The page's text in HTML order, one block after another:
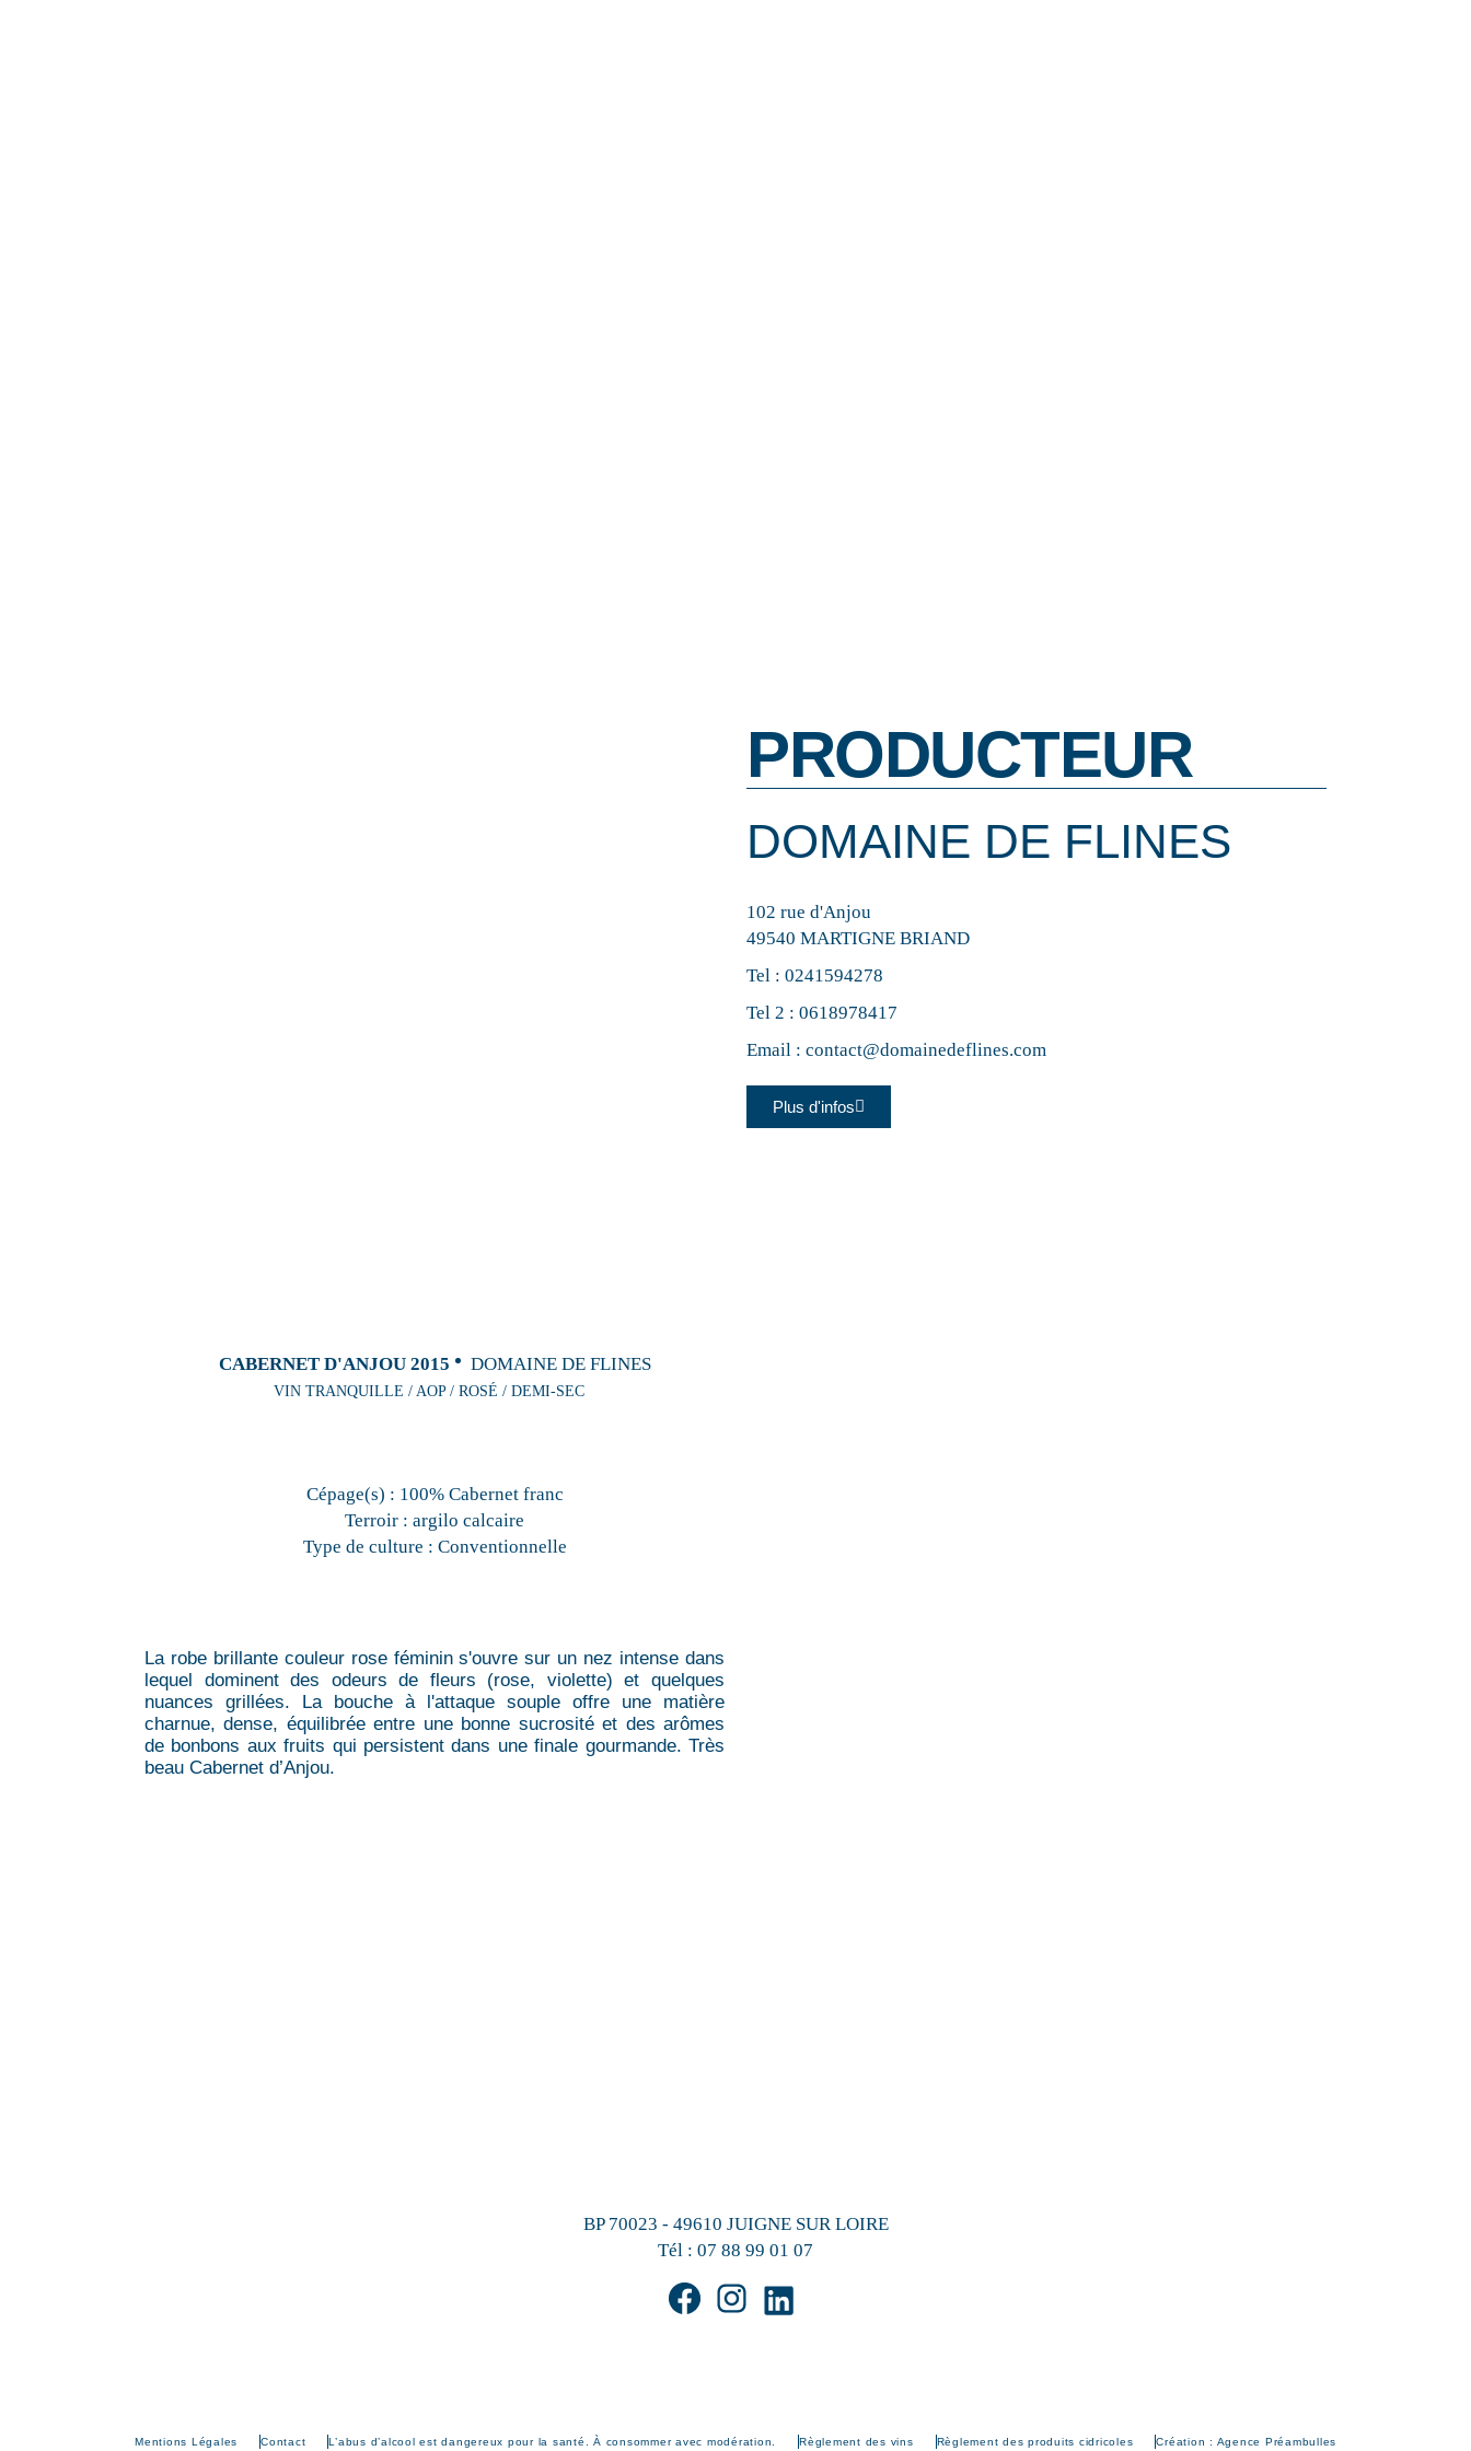
CABERNET D'ANJOU 2015 DOMAINE DE FLINES
VIN TRANQUILLE / AOP / ROSÉ / DEMI-SEC
Cépage(s) : 100% Cabernet franc
Terroir : argilo calcaire
Type de culture : Conventionnelle
La robe brillante couleur rose féminin s'ouvre sur un nez intense dans
lequel dominent des odeurs de fleurs (rose, violette) et quelques
nuances grillées. La bouche à l'attaque souple offre une matière
charnue, dense, équilibrée entre une bonne sucrosité et des arômes
de bonbons aux fruits qui persistent dans une finale gourmande. Très
beau Cabernet d’Anjou.
PRODUCTEUR
DOMAINE DE FLINES
102 rue d'Anjou
49540 MARTIGNE BRIAND
Tel : 0241594278
Tel 2 : 0618978417
Email : contact@domainedeflines.com
Plus d'infos
BP 70023 - 49610 JUIGNE SUR LOIRE
Tél : 07 88 99 01 07
Mentions Légales Contact L’abus d’alcool est dangereux pour la santé. À consommer avec modération. Règlement des vins Règlement des produits cidricoles Création : Agence Préambulles